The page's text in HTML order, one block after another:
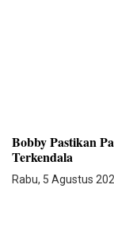
Bobby Pastikan
Terkendala
Rabu, 5 Agustus